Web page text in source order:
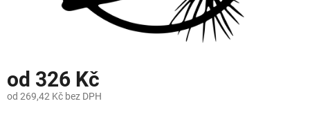
od 326 Kč
od 269,42 Kč bez DPH